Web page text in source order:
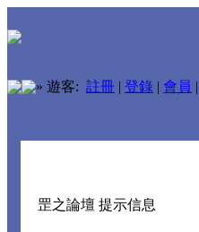
» 遊客: 註冊 | 登錄 | 會員 |
罡之論壇 提示信息